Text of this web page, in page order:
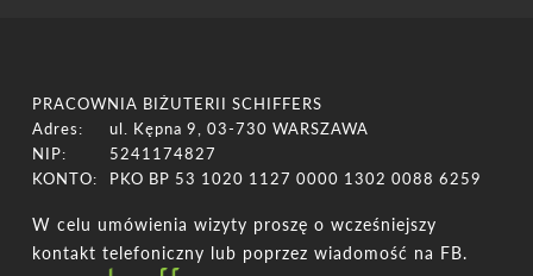
PRACOWNIA BIŻUTERII SCHIFFERS
Adres:
ul. Kępna 9, 03-730 WARSZAWA
NIP:
5241174827
KONTO:
PKO BP 53 1020 1127 0000 1302 0088 6259
W celu umówienia wizyty proszę o wcześniejszy
kontakt telefoniczny lub poprzez wiadomość na FB.